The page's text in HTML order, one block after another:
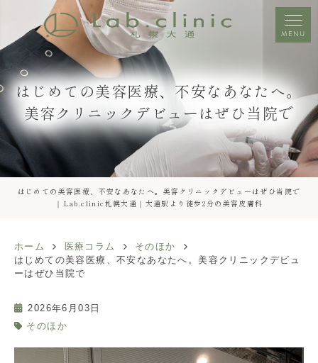
MENU
はじめての美容医療、不安なあなたへ。
美容クリニックデビューはぜひ当院で
はじめての美容医療、不安なあなたへ。美容クリニックデビューはぜひ当院で
｜Lab.clinic札幌大通｜大通駅より徒歩2分の美容皮膚科
ホーム 医療コラム
そのほか
はじめての美容医療、不安なあなたへ。美容クリニックデビュ
ーはぜひ当院で
2026年6月03日
そのほか